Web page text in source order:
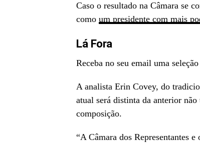
Caso o resultado na Câmara se
como um presidente com mais
Lá Fora
Receba no seu email uma
A analista Erin Covey, do
atual será distinta da anterior
composição.
“A Câmara dos Representantes